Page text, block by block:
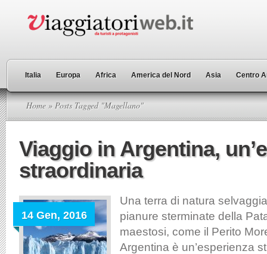
Italia Europa Africa America del Nord Asia Centro
Home » Posts Tagged "Magellano"
Viaggio in Argentina,
straordinaria
14 Gen, 2016
Una terra di natura
pianure sterminate della
maestosi, come il Perito
Argentina è un’esperienza